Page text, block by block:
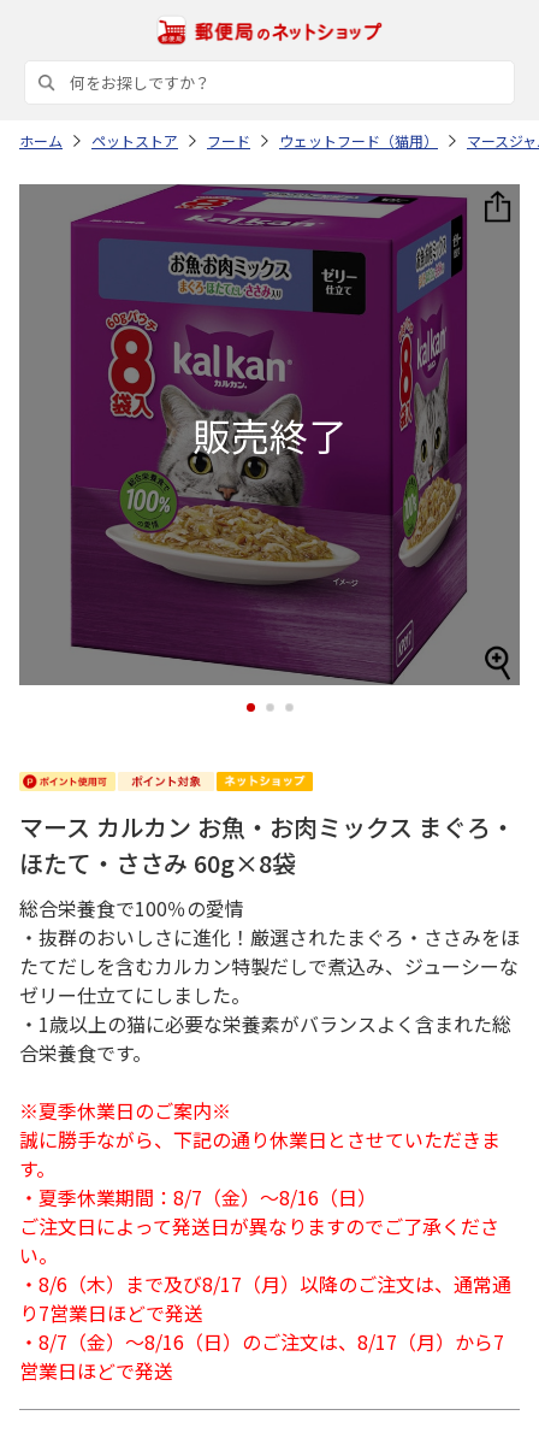
ホーム ペットストア フード ウェットフード（猫用） マースジ
1 2 3
マース カルカン お魚・お肉ミックス まぐろ・
ほたて・ささみ 60g×8袋
総合栄養食で100％の愛情
・抜群のおいしさに進化！厳選されたまぐろ・ささみをほ
たてだしを含むカルカン特製だしで煮込み、ジューシーな
ゼリー仕立てにしました。
・1歳以上の猫に必要な栄養素がバランスよく含まれた総
合栄養食です。
※夏季休業日のご案内※
誠に勝手ながら、下記の通り休業日とさせていただきま
す。
・夏季休業期間：8/7（金）～8/16（日）
ご注文日によって発送日が異なりますのでご了承くださ
い。
・8/6（木）まで及び8/17（月）以降のご注文は、通常通
り7営業日ほどで発送
・8/7（金）～8/16（日）のご注文は、8/17（月）から7
営業日ほどで発送